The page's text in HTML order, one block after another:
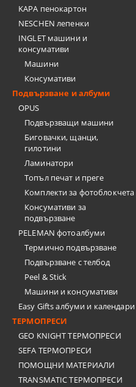
KAPA пенокартон
NESCHEN лепенки
INGLET машини и
консумативи
Машини
Консумативи
Подвързване и албуми
OPUS
Подвързващи машини
Биговачки, щанци,
гилотини
Ламинатори
Топъл печат и преге
Комплекти за фотоблокчета
Консумативи за
подвързване
PELEMAN фотоалбуми
Термично подвързване
Подвързване с телбод
Peel & Stick
Машини и консумативи
Easy Gifts албуми и календари
ТЕРМОПРЕСИ
GEO KNIGHT ТЕРМОПРЕСИ
SEFA ТЕРМОПРЕСИ
ПОМОЩНИ МАТЕРИАЛИ
TRANSMATIC ТЕРМОПРЕСИ